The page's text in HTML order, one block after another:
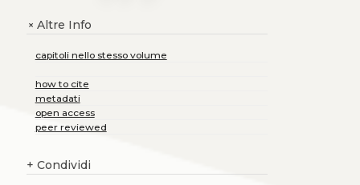
+Altre Info
capitoli nello stesso volume
how to cite
metadati
open access
peer reviewed
+ Condividi